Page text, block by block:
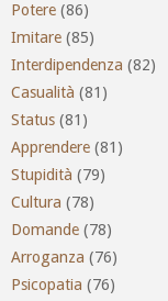
Potere (86)
Imitare (85)
Interdipendenza (82)
Casualità (81)
Status (81)
Apprendere (81)
Stupidità (79)
Cultura (78)
Domande (78)
Arroganza (76)
Psicopatia (76)